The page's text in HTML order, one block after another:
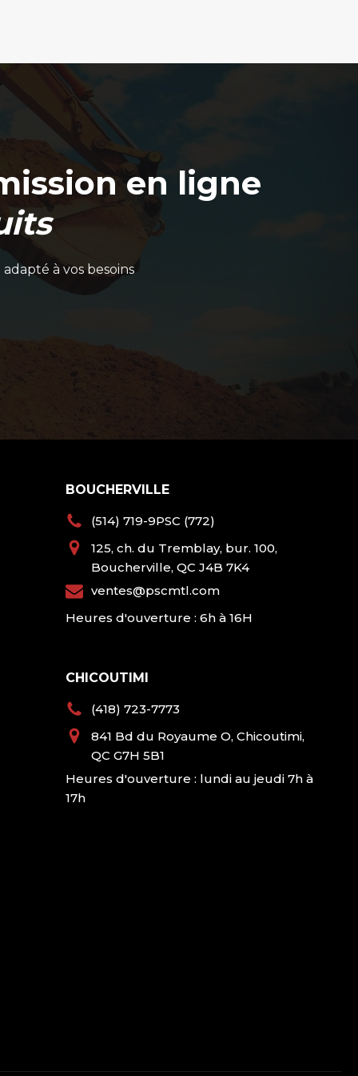
en ligne
à vos besoins
BOUCHERVILLE
(514) 719-9PSC (772)
125, ch. du Tremblay, bur. 100,
Boucherville, QC J4B 7K4
ventes@pscmtl.com
Heures d'ouverture : 6h à 16H
CHICOUTIMI
(418) 723-7773
841 Bd du Royaume O, Chicoutimi,
QC G7H 5B1
Heures d'ouverture : lundi au jeudi 7h à
17h